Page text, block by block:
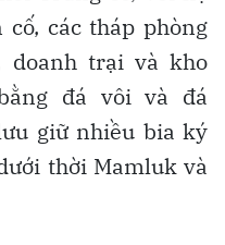
các tháp phòng
doanh trại và kho
đá vôi và đá
giữ nhiều bia ký
thời Mamluk và